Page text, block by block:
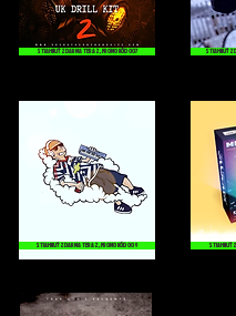
STIAHNUŤ ZDARMA TERAZ, PROMO KÓD 007 STIAHNUŤ
STIAHNUŤ ZDARMA TERAZ, PROMO KÓD 009 STIAHNUŤ